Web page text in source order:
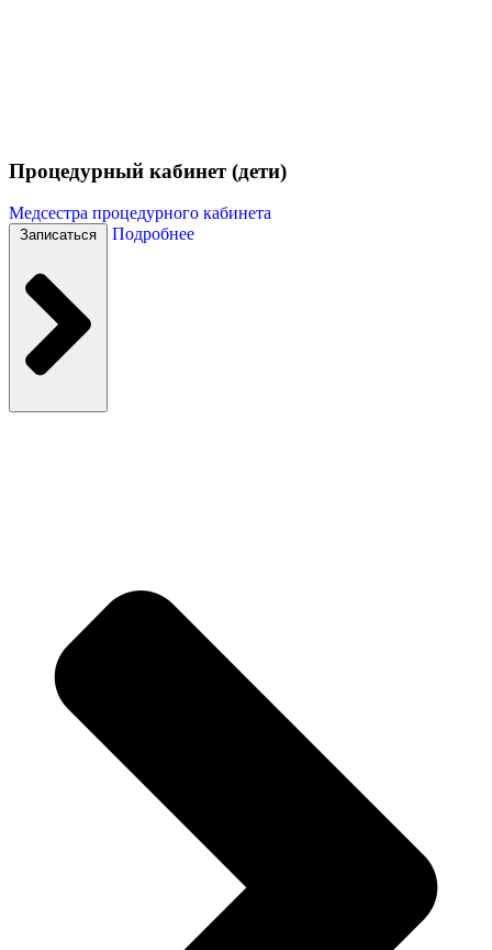
Процедурный кабинет (дети)
Медсестра процедурного кабинета
Записаться Подробнее